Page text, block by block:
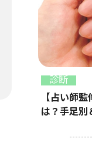
診断
【占い師
は？手足別